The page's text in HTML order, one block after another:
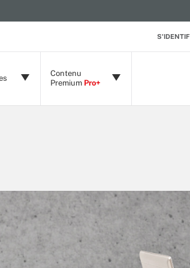
Contenu
Premium Pro+